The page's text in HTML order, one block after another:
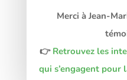
Merci à Jean-
👉 Retrouvez les
qui s’engagent